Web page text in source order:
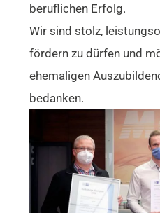
beruflichen Erfolg.
Wir sind stolz,
fördern zu dürfen und
ehemaligen
bedanken.